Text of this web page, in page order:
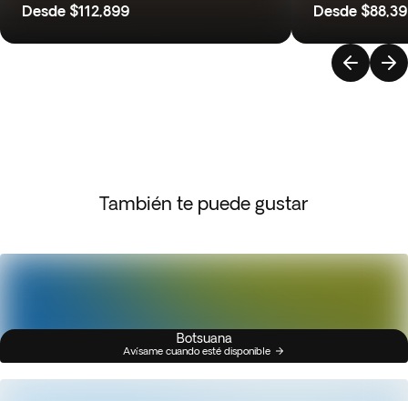
Desde $112,899 Desde
También te puede gustar
Botsuana
Avísame cuando esté disponible